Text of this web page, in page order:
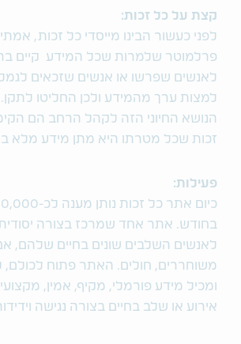
קצת על כל זכות:
לפני כעשור הבינו מייסדי כל זכות, אמתי
פרלמוטר שלמרות שכל המידע קיים
לאנשים שפרשו או אנשים שזכאים
למצות ערך מהמידע ולכן החליטו
הנושא החיוני הזה לקהל הרחב הם
זכות שכל מטרתו היא מתן מידע מלא
פעילות:
בחודש. אתר אחד שמרכז בצורה יסודית
לאנשים השלבים שונים בחיים שלהם, אם
משוחררים, חולים. האתר פתוח
ומכיל מידע פורמלי, מקיף, אמין, מקצועי
אירוע או שלב בחיים בצורה נגישה